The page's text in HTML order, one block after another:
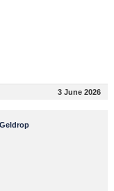
3 June 2026